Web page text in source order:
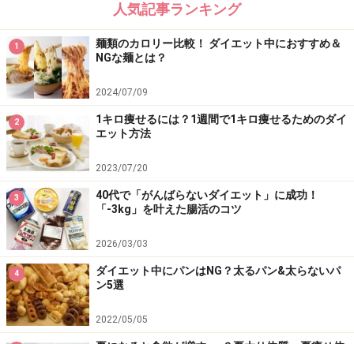
食後10分ウォークの運動の効果やメリット
食後の満腹の状態の時は血糖値が上がっている状態。つ
まり血液の中に糖質がたっぷりある状態のため、そのま
まカラダを動かさずにいると、やがてそれが脂肪へと変
化していきます。糖質が脂肪に変わってしまう前にこの
糖質を消費させる、つまり食べたものを脂肪に変えずに
消費することができる、というメカニズムを上手に利用
人気記事ランキング
1
麺類のカロリー比較！ ダイエット中におすすめ＆
NGな麺とは？
2024/07/09
2
1キロ痩せるには？1週間で1キロ痩せるためのダイ
エット方法
2023/07/20
3
40代で「がんばらないダイエット」に成功！
「-3kg」を叶えた腸活のコツ
2026/03/03
4
ダイエット中にパンはNG？太るパン&太らないパ
ン5選
2022/05/05